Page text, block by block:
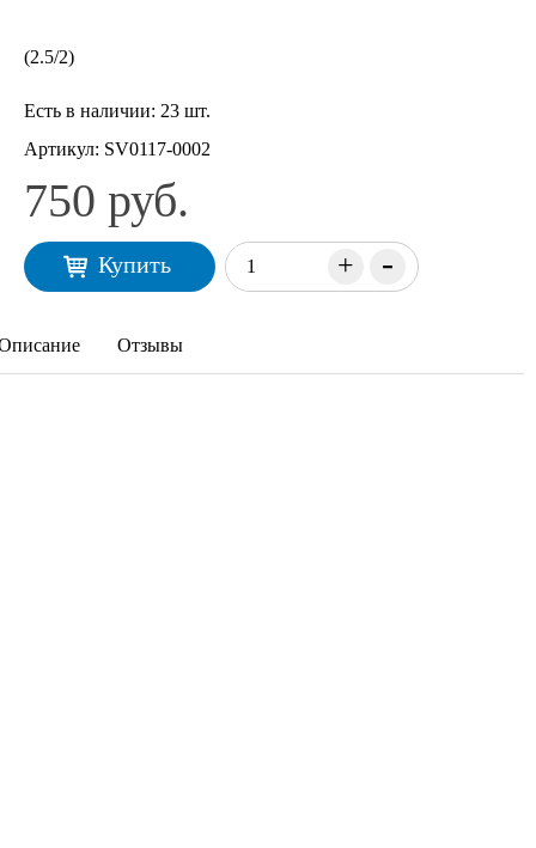
(2.5/2)
Есть в наличии: 23 шт.
Артикул: SV0117-0002
750 руб.
+ -
Купить
Отзывы